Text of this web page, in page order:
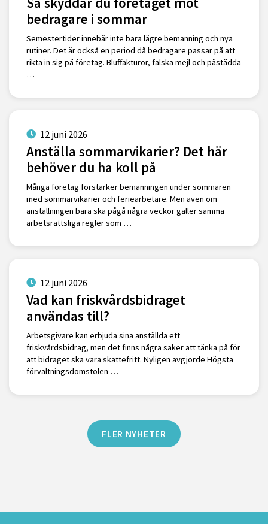
bedragare i sommar
Semestertider innebär inte bara lägre bemanning och nya
rutiner. Det är också en period då bedragare passar på att
rikta in sig på företag. Bluffakturor, falska mejl och påstådda
…
12 juni 2026
Anställa sommarvikarier? Det här
behöver du ha koll på
Många företag förstärker bemanningen under sommaren
med sommarvikarier och feriearbetare. Men även om
anställningen bara ska pågå några veckor gäller samma
arbetsrättsliga regler som …
12 juni 2026
Vad kan friskvårdsbidraget
användas till?
Arbetsgivare kan erbjuda sina anställda ett
friskvårdsbidrag, men det finns några saker att tänka på för
att bidraget ska vara skattefritt. Nyligen avgjorde Högsta
förvaltningsdomstolen …
FLER NYHETER